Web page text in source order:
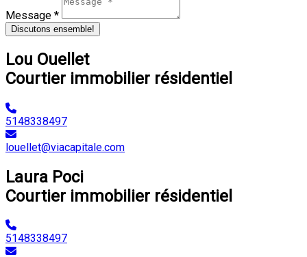
Message *
Discutons ensemble!
Lou Ouellet
Courtier immobilier résidentiel
5148338497
louellet@viacapitale.com
Laura Poci
Courtier immobilier résidentiel
5148338497